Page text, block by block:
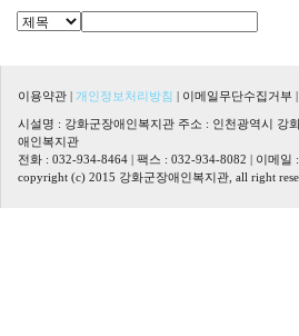
이용약관 | 개인정보처리방침 | 이메일무단수집거부 |
시설명 : 강화군장애인복지관 주소 : 인천광역시 강
애인복지관
전화 : 032-934-8464 | 팩스 : 032-934-8082 | 이메일 :
copyright (c) 2015 강화군장애인복지관, all right